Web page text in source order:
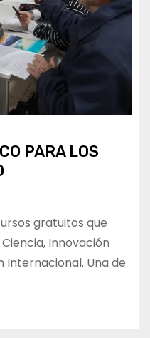
PARA LOS
gratuitos que
Innovación
Internacional. Una de